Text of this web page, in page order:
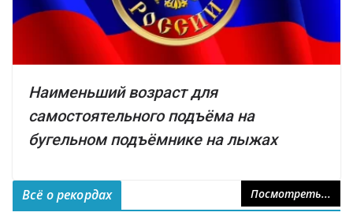
Наименьший возраст для
самостоятельного подъёма на
бугельном подъёмнике на лыжах
Всё о рекордах Посмотреть...